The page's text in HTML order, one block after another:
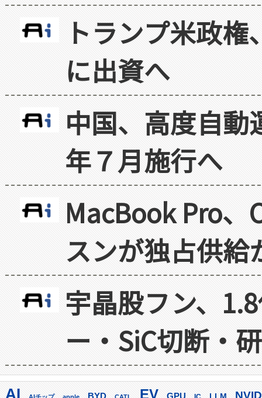
トランプ米政
に出資へ
中国、高度自
年７月施行へ
MacBook Pro
スンが独占供給
宇晶股フン、
ー・SiC切断・
AI EV